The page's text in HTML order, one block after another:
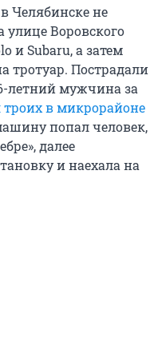
Челябинске не
улице Воровского
и Subaru, а затем
тротуар. Пострадали
летний мужчина за
троих в микрорайоне
попал человек,
далее
и наехала на